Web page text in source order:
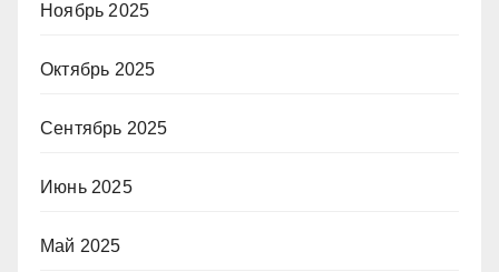
Ноябрь 2025
Октябрь 2025
Сентябрь 2025
Июнь 2025
Май 2025